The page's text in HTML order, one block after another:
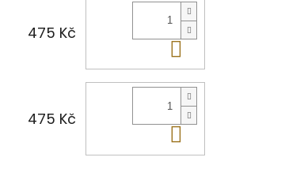
475 Kč
Do košíku
475 Kč